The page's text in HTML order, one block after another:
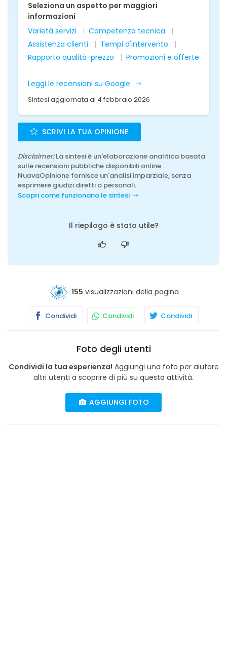
Seleziona un aspetto per maggiori
informazioni
Varietà servizi
Competenza tecnica
Assistenza clienti
Tempi d'intervento
Rapporto qualità-prezzo
Promozioni e offerte
Leggi le recensioni su Google
Sintesi aggiornata al 4 febbraio 2026
SCRIVI LA TUA OPINIONE
Disclaimer:La sintesi è un'elaborazione analitica basata
sulle recensioni pubbliche disponibili online.
NuovaOpinione fornisce un'analisi imparziale, senza
esprimere giudizi diretti o personali.
Scopri come funzionano le sintesi
Il riepilogo è stato utile?
155 visualizzazioni della pagina
Condividi Condividi Condividi
Foto degli utenti
Condividi la tua esperienza! Aggiungi una foto per aiutare
altri utenti a scoprire di più su questa attività.
AGGIUNGI FOTO